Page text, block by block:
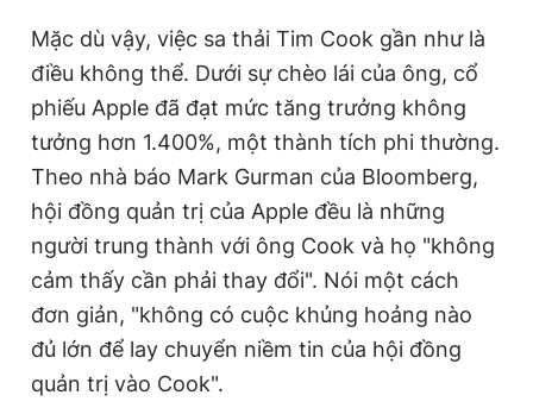
Mặc dù vậy, việc sa thải Tim Cook gần như là
điều không thể. Dưới sự chèo lái của ông, cổ
phiếu Apple đã đạt mức tăng trưởng không
tưởng hơn 1.400%, một thành tích phi thường.
Theo nhà báo Mark Gurman của Bloomberg,
hội đồng quản trị của Apple đều là những
người trung thành với ông Cook và họ "không
cảm thấy cần phải thay đổi". Nói một cách
đơn giản, "không có cuộc khủng hoảng nào
đủ lớn để lay chuyển niềm tin của hội đồng
quản trị vào Cook".